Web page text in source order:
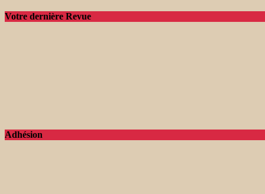
Votre dernière Revue
Adhésion